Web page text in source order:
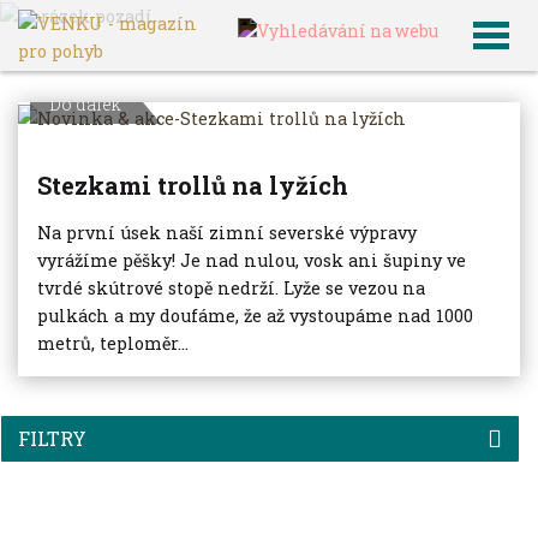
VENKU Archiv článků
FILTRY
Do dálek
Stezkami trollů na lyžích
Na první úsek naší zimní severské výpravy
vyrážíme pěšky! Je nad nulou, vosk ani šupiny ve
tvrdé skútrové stopě nedrží. Lyže se vezou na
pulkách a my doufáme, že až vystoupáme nad 1000
metrů, teploměr...